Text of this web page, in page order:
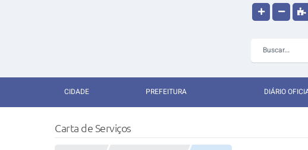
CIDADE PREFEITURA DIÁRIO
Carta de Serviços